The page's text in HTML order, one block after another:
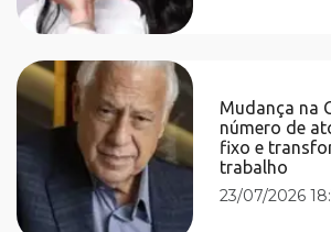
Mudança na
número de
fixo e
trabalho
23/07/2026